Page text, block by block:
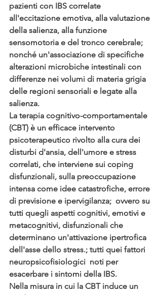
pazienti con IBS correlate
all'eccitazione emotiva, alla valutazione
della salienza, alla funzione
sensomotoria e del tronco cerebrale;
nonché un'associazione di specifiche
alterazioni microbiche intestinali con
differenze nei volumi di materia grigia
delle regioni sensoriali e legate alla
salienza.
La terapia cognitivo-comportamentale
(CBT) è un efficace intervento
psicoterapeutico rivolto alla cura dei
disturbi d'ansia, dell'umore e stress
correlati, che interviene sui coping
disfunzionali, sulla preoccupazione
intensa come idee catastrofiche, errore
di previsione e ipervigilanza;  ovvero su
tutti quegli aspetti cognitivi, emotivi e
metacognitivi, disfunzionali che
determinano un'attivazione ipertrofica
dell'asse dello stress.; tutti quei fattori
neuropsicofisiologici  noti per
esacerbare i sintomi della IBS.
Nella misura in cui la CBT induce un